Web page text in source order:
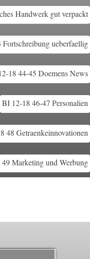
Handwerk gut verpackt
ueberfaellig
18 44-45 Doemens News
BI 12-18 46-47 Personalien
48 Getraenkeinnovationen
Marketing und Werbung